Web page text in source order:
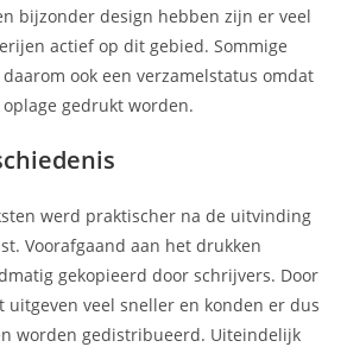
bijzonder design hebben zijn er veel
actief op dit gebied. Sommige
ook een verzamelstatus omdat
gedrukt worden.
werd praktischer na de uitvinding
Voorafgaand aan het drukken
gekopieerd door schrijvers. Door
uitgeven veel sneller en konden er dus
worden gedistribueerd. Uiteindelijk